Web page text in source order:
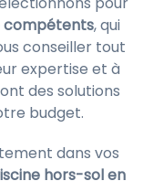
compétents, qui
conseiller tout
expertise et à
des solutions
budget.
dans vos
hors-sol en